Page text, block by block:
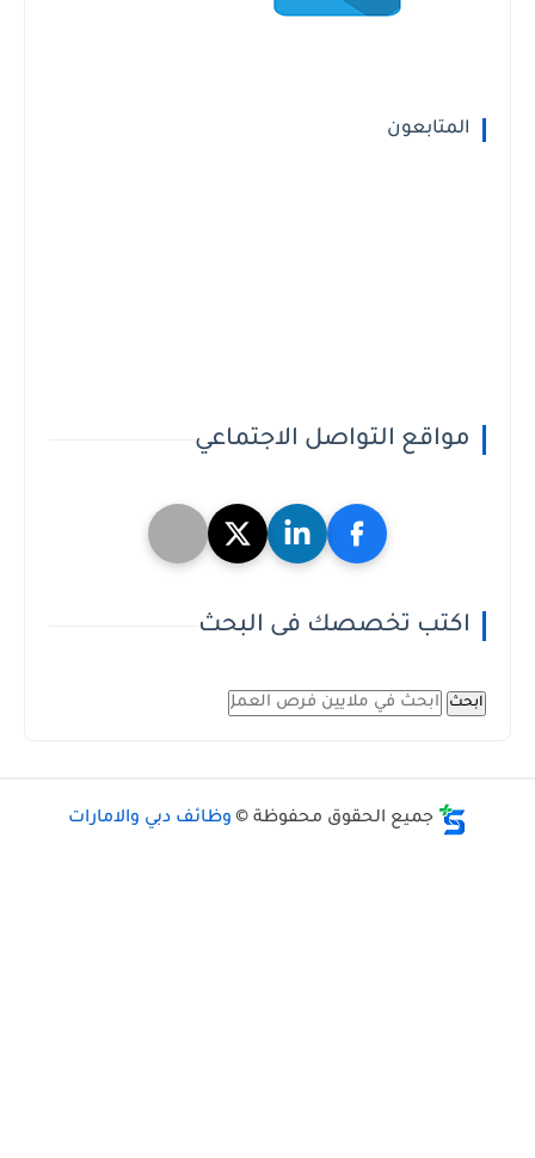
المتابعون
مواقع التواصل الاجتماعي
اكتب تخصصك فى البحث
ابحث
جميع الحقوق محفوظة © وظائف دبي والامارات